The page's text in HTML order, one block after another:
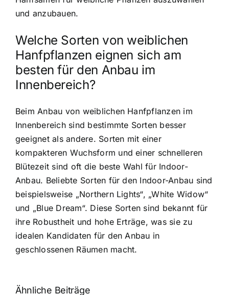
und anzubauen.
Welche Sorten von weiblichen
Hanfpflanzen eignen sich am
besten für den Anbau im
Innenbereich?
Beim Anbau von weiblichen Hanfpflanzen im
Innenbereich sind bestimmte Sorten besser
geeignet als andere. Sorten mit einer
kompakteren Wuchsform und einer schnelleren
Blütezeit sind oft die beste Wahl für Indoor-
Anbau. Beliebte Sorten für den Indoor-Anbau sind
beispielsweise „Northern Lights“, „White Widow“
und „Blue Dream“. Diese Sorten sind bekannt für
ihre Robustheit und hohe Erträge, was sie zu
idealen Kandidaten für den Anbau in
geschlossenen Räumen macht.
Ähnliche Beiträge